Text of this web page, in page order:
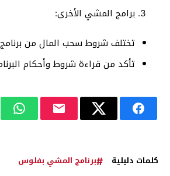
برامج المشي الأخرى:
تختلف شروط سحب المال من برنامج
تأكد من قراءة شروط وأحكام
كلمات دليلية برنامج المشي بفلوس